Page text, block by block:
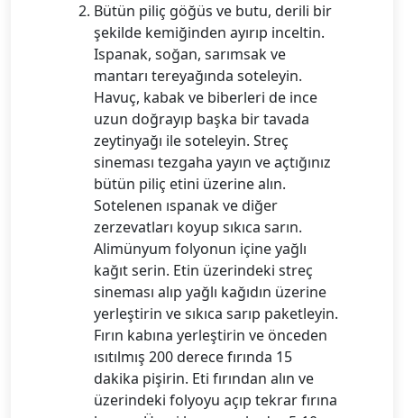
Bütün piliç göğüs ve butu, derili bir
şekilde kemiğinden ayırıp inceltin.
Ispanak, soğan, sarımsak ve
mantarı tereyağında soteleyin.
Havuç, kabak ve biberleri de ince
uzun doğrayıp başka bir tavada
zeytinyağı ile soteleyin. Streç
sineması tezgaha yayın ve açtığınız
bütün piliç etini üzerine alın.
Sotelenen ıspanak ve diğer
zerzevatları koyup sıkıca sarın.
Alimünyum folyonun içine yağlı
kağıt serin. Etin üzerindeki streç
sineması alıp yağlı kağıdın üzerine
yerleştirin ve sıkıca sarıp paketleyin.
Fırın kabına yerleştirin ve önceden
ısıtılmış 200 derece fırında 15
dakika pişirin. Eti fırından alın ve
üzerindeki folyoyu açıp tekrar fırına